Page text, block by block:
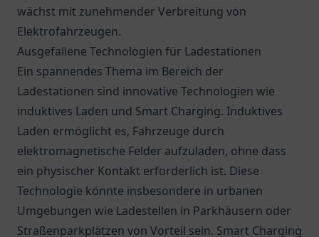
wächst mit zunehmender Verbreitung von
Elektrofahrzeugen.
Ausgefallene Technologien für Ladestationen
Ein spannendes Thema im Bereich der
Ladestationen sind innovative Technologien wie
induktives Laden und Smart Charging. Induktives
Laden ermöglicht es, Fahrzeuge durch
elektromagnetische Felder aufzuladen, ohne dass
ein physischer Kontakt erforderlich ist. Diese
Technologie könnte insbesondere in urbanen
Umgebungen wie Ladestellen in Parkhäusern oder
Straßenparkplätzen von Vorteil sein. Smart Charging